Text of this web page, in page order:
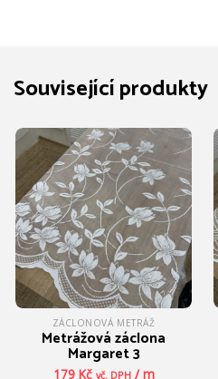
Související produkty
ZÁCLONOVÁ METRÁŽ
Metrážová záclona
Margaret 3
179 Kč vč. DPH/ m